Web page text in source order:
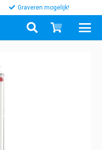
Graveren mogelijk!